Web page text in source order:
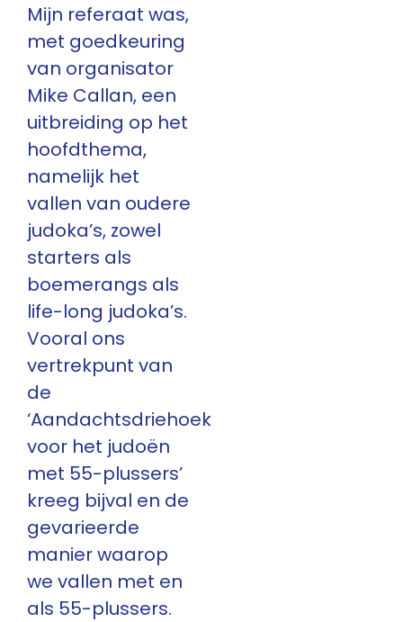
Mijn referaat was,
met goedkeuring
van organisator
Mike Callan, een
uitbreiding op het
hoofdthema,
namelijk het
vallen van oudere
judoka’s, zowel
starters als
boemerangs als
life-long judoka’s.
Vooral ons
vertrekpunt van
de
‘Aandachtsdriehoek
voor het judoën
met 55-plussers’
kreeg bijval en de
gevarieerde
manier waarop
we vallen met en
als 55-plussers.